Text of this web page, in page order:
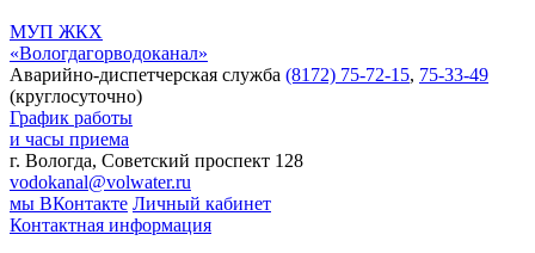
МУП ЖКХ
«Вологдагорводоканал»
Аварийно-диспетчерская служба (8172) 75-72-15, 75-33-49
(круглосуточно)
График работы
и часы приема
г. Вологда, Советский проспект 128
vodokanal@volwater.ru
мы ВКонтакте Личный кабинет
Контактная информация